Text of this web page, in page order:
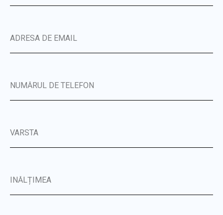
ADRESA DE EMAIL
NUMĂRUL DE TELEFON
VÂRSTA
ÎNĂLȚIMEA